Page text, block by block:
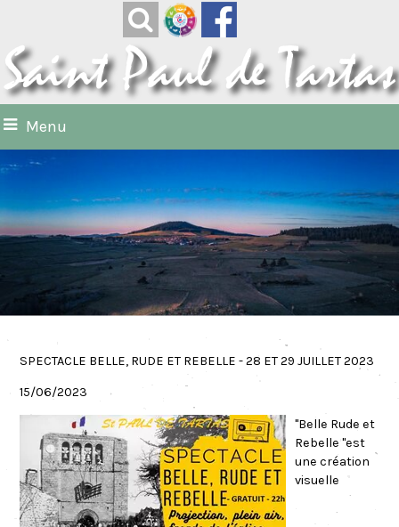
Menu
SPECTACLE BELLE, RUDE ET REBELLE - 28 ET 29 JUILLET 2023
15/06/2023
"Belle Rude et
Rebelle "est
une création
visuelle